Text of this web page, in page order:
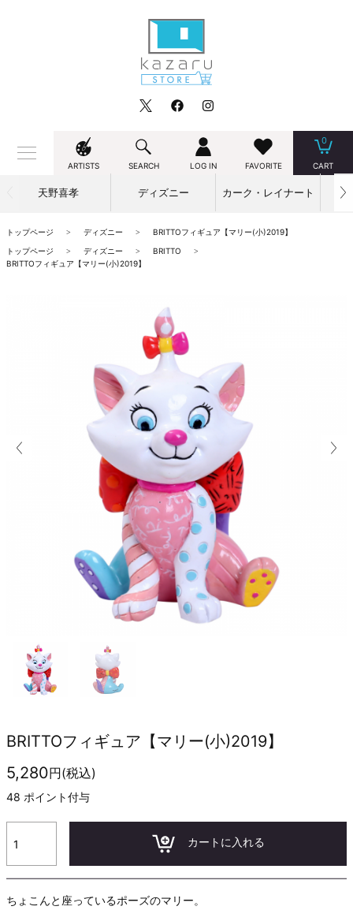
ARTISTS SEARCH LOG IN FAVORITE
0
CART
天野喜孝 ディズニー カーク・レイナート
トップページ ディズニー
BRITTOフィギュア【マリー(小)2019】
トップページ
ディズニー
BRITTO
BRITTOフィギュア【マリー(小)2019】
BRITTOフィギュア【マリー(小)2019】
5,280円(税込)
48 ポイント付与
カートに入れる
ちょこんと座っているポーズのマリー。